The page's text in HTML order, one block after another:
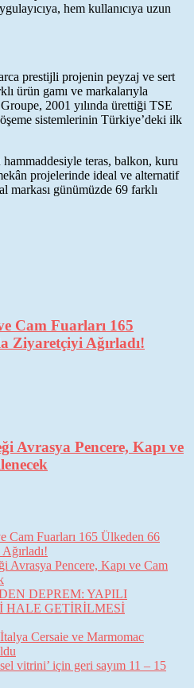
hem kullanıcıya uzun
prestijli projenin peyzaj ve sert
ürün gamı ve markalarıyla
2001 yılında ürettiği TSE
sistemlerinin Türkiye’deki ilk
teras, balkon, kuru
projelerinde ideal ve alternatif
markası günümüzde 69 farklı
Cam Fuarları 165
Ziyaretçiyi Ağırladı!
Avrasya Pencere, Kapı ve
Cam Fuarları 165 Ülkeden 66
Avrasya Pencere, Kapı ve Cam
DEPREM: YAPILI
HALE GETİRİLMESİ
Cersaie ve Marmomac
vitrini’ için geri sayım 11 – 15